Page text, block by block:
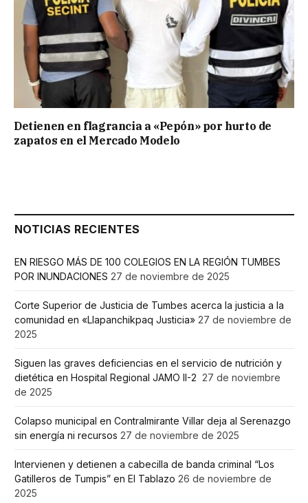
Detienen en flagrancia a «Pepón» por hurto de
zapatos en el Mercado Modelo
NOTICIAS RECIENTES
EN RIESGO MÁS DE 100 COLEGIOS EN LA REGIÓN TUMBES
POR INUNDACIONES 27 de noviembre de 2025
Corte Superior de Justicia de Tumbes acerca la justicia a la
comunidad en «Llapanchikpaq Justicia» 27 de noviembre de
2025
Siguen las graves deficiencias en el servicio de nutrición y
dietética en Hospital Regional JAMO II-2 27 de noviembre
de 2025
Colapso municipal en Contralmirante Villar deja al Serenazgo
sin energía ni recursos 27 de noviembre de 2025
Intervienen y detienen a cabecilla de banda criminal “Los
Gatilleros de Tumpis” en El Tablazo 26 de noviembre de
2025